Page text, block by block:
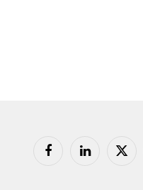
FacebookLinkedIn X